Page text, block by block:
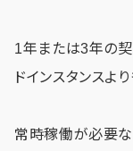
1年または3年の
ドインスタンスよ
常時稼働が必要な